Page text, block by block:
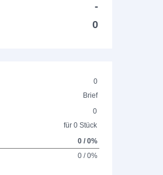
-
0
0
Brief
0
für 0 Stück
0 / 0%
0 / 0%